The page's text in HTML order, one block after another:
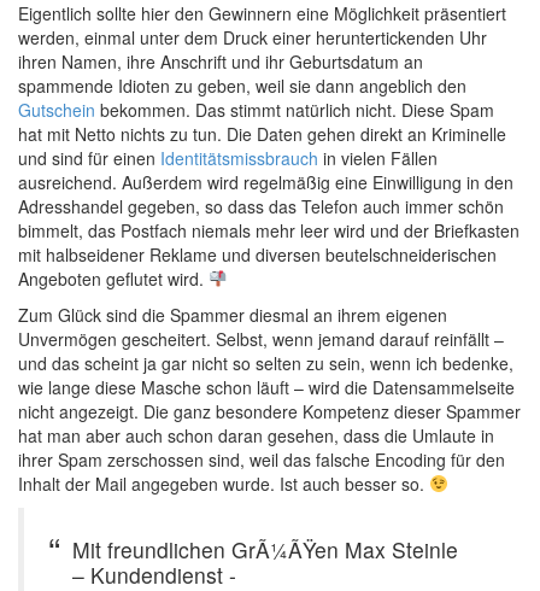
Eigentlich sollte hier den Gewinnern eine Möglichkeit präsentiert
werden, einmal unter dem Druck einer heruntertickenden Uhr
ihren Namen, ihre Anschrift und ihr Geburtsdatum an
spammende Idioten zu geben, weil sie dann angeblich den
Gutschein bekommen. Das stimmt natürlich nicht. Diese Spam
hat mit Netto nichts zu tun. Die Daten gehen direkt an Kriminelle
und sind für einen Identitätsmissbrauch in vielen Fällen
ausreichend. Außerdem wird regelmäßig eine Einwilligung in den
Adresshandel gegeben, so dass das Telefon auch immer schön
bimmelt, das Postfach niemals mehr leer wird und der Briefkasten
mit halbseidener Reklame und diversen beutelschneiderischen
Angeboten geflutet wird.
Zum Glück sind die Spammer diesmal an ihrem eigenen
Unvermögen gescheitert. Selbst, wenn jemand darauf reinfällt –
und das scheint ja gar nicht so selten zu sein, wenn ich bedenke,
wie lange diese Masche schon läuft – wird die Datensammelseite
nicht angezeigt. Die ganz besondere Kompetenz dieser Spammer
hat man aber auch schon daran gesehen, dass die Umlaute in
ihrer Spam zerschossen sind, weil das falsche Encoding für den
Inhalt der Mail angegeben wurde. Ist auch besser so.
Mit freundlichen GrÃ¼ÃŸen Max Steinle
– Kundendienst -